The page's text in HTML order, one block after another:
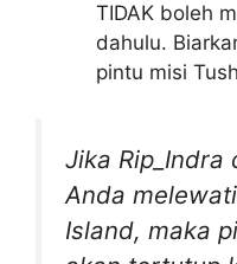
TIDAK boleh
dahulu.
pintu misi
Jika Rip_Indra
Anda
Island, maka